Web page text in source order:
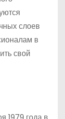
слоев
в
свой